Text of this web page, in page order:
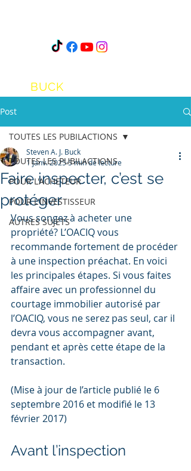
BUCK
Post
TOUTES LES PUBILACTIONS
POUR L'ACHETEUR
POUR L'INVESTISSEUR
AUTRES SUJETS
TOUTES LES PUBILACTIONS
Faire inspecter, c’est se
protéger
Steven A. J. Buck
1 janv. 20255 min de lecture
Vous songez à acheter une
propriété? L’OACIQ vous
recommande fortement de procéder
à une inspection préachat. En voici
les principales étapes. Si vous faites
affaire avec un professionnel du
courtage immobilier autorisé par
l’OACIQ, vous ne serez pas seul, car il
devra vous accompagner avant,
pendant et après cette étape de la
transaction.
(Mise à jour de l’article publié le 6
septembre 2016 et modifié le 13
février 2017)
Avant l’inspection